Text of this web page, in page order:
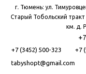
г. Тюмень: ул.
Старый Тобольский
км. д.
+7 (3452) 500-323 +7
tabyshopt@gmail.com